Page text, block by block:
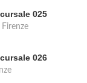
025
026